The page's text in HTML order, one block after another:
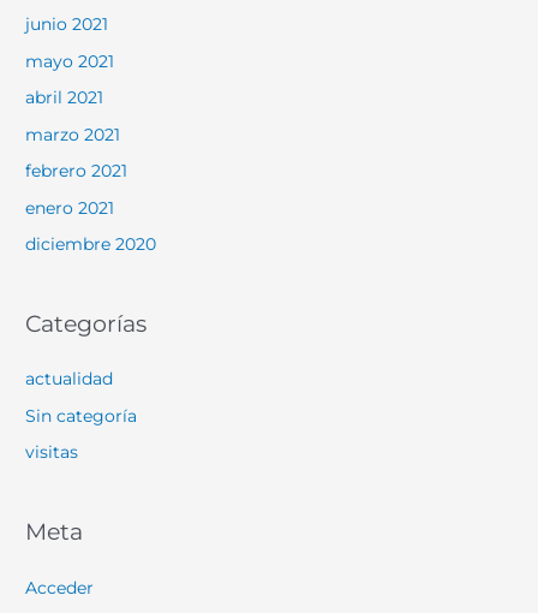
junio 2021
mayo 2021
abril 2021
marzo 2021
febrero 2021
enero 2021
diciembre 2020
Categorías
actualidad
Sin categoría
visitas
Meta
Acceder